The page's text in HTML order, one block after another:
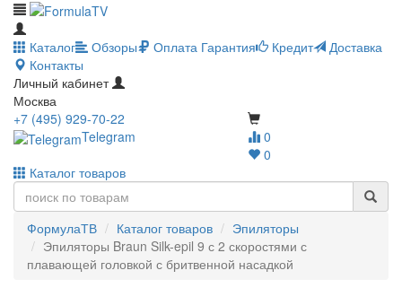
Каталог Обзоры Оплата Гарантия Кредит
Доставка
Контакты
Личный кабинет
Москва
0
0
+7 (495) 929-70-22
Telegram
Каталог товаров
ФормулаТВ Каталог товаров
Эпиляторы
Эпиляторы Braun Silk-epil 9 с 2 скоростями с
плавающей головкой с бритвенной насадкой